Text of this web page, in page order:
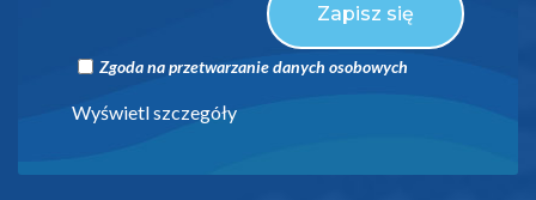
Zapisz się
Zgoda na przetwarzanie danych osobowych
Wyświetl szczegóły